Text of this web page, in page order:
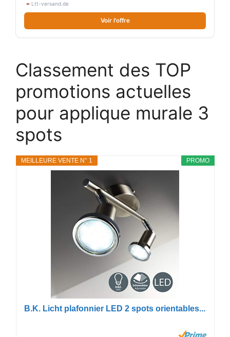
Ltt-versand.de
Voir l'offre
Classement des TOP
promotions actuelles
pour applique murale 3
spots
PROMO
MEILLEURE VENTE N° 1
B.K. Licht plafonnier LED 2 spots orientables...